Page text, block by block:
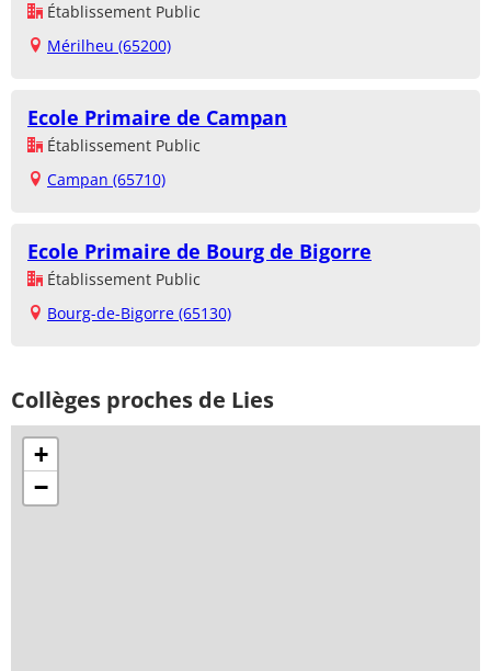
Établissement Public
Mérilheu (65200)
Ecole Primaire de Campan
Établissement Public
Campan (65710)
Ecole Primaire de Bourg de Bigorre
Établissement Public
Bourg-de-Bigorre (65130)
Collèges proches de Lies
+
−